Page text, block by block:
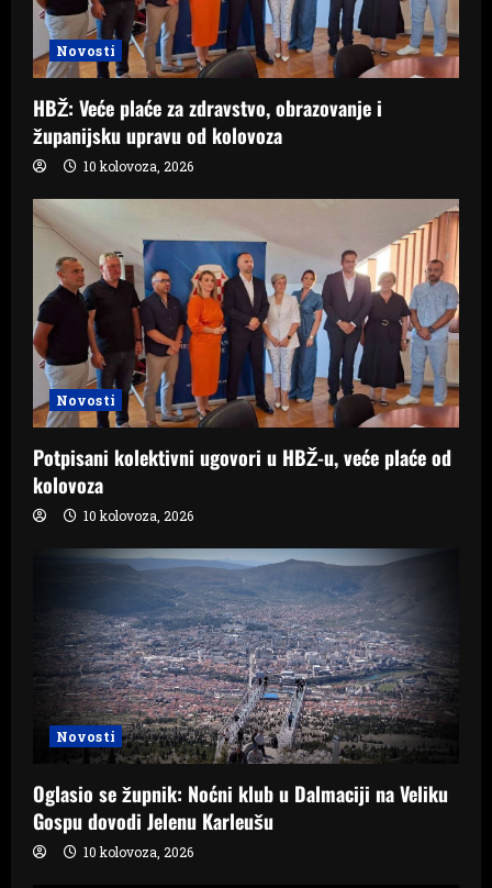
Novosti
HBŽ: Veće plaće za zdravstvo, obrazovanje i
županijsku upravu od kolovoza
10 kolovoza, 2026
Novosti
Potpisani kolektivni ugovori u HBŽ-u, veće plaće od
kolovoza
10 kolovoza, 2026
Novosti
Oglasio se župnik: Noćni klub u Dalmaciji na Veliku
Gospu dovodi Jelenu Karleušu
10 kolovoza, 2026